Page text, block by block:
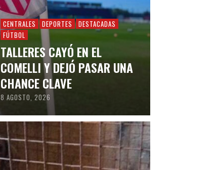
CENTRALES DEPORTES
DESTACADAS
FÚTBOL
TALLERES CAYÓ EN EL
COMELLI Y DEJÓ PASAR UNA
CHANCE CLAVE
8 AGOSTO, 2026